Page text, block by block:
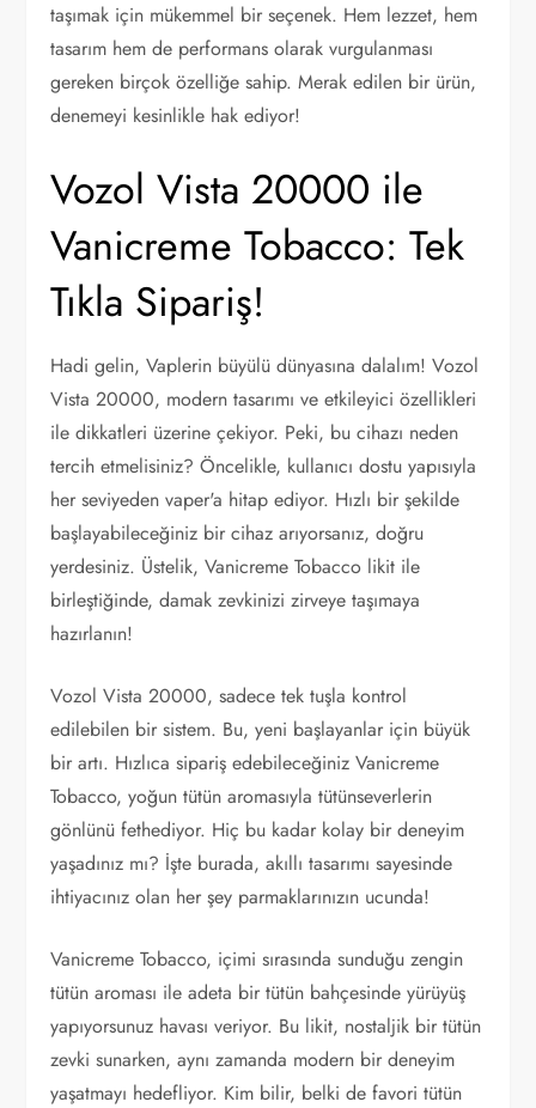
taşımak için mükemmel bir seçenek. Hem lezzet, hem
tasarım hem de performans olarak vurgulanması
gereken birçok özelliğe sahip. Merak edilen bir ürün,
denemeyi kesinlikle hak ediyor!
Vozol Vista 20000 ile
Vanicreme Tobacco: Tek
Tıkla Sipariş!
Hadi gelin, Vaplerin büyülü dünyasına dalalım! Vozol
Vista 20000, modern tasarımı ve etkileyici özellikleri
ile dikkatleri üzerine çekiyor. Peki, bu cihazı neden
tercih etmelisiniz? Öncelikle, kullanıcı dostu yapısıyla
her seviyeden vaper'a hitap ediyor. Hızlı bir şekilde
başlayabileceğiniz bir cihaz arıyorsanız, doğru
yerdesiniz. Üstelik, Vanicreme Tobacco likit ile
birleştiğinde, damak zevkinizi zirveye taşımaya
hazırlanın!
Vozol Vista 20000, sadece tek tuşla kontrol
edilebilen bir sistem. Bu, yeni başlayanlar için büyük
bir artı. Hızlıca sipariş edebileceğiniz Vanicreme
Tobacco, yoğun tütün aromasıyla tütünseverlerin
gönlünü fethediyor. Hiç bu kadar kolay bir deneyim
yaşadınız mı? İşte burada, akıllı tasarımı sayesinde
ihtiyacınız olan her şey parmaklarınızın ucunda!
Vanicreme Tobacco, içimi sırasında sunduğu zengin
tütün aroması ile adeta bir tütün bahçesinde yürüyüş
yapıyorsunuz havası veriyor. Bu likit, nostaljik bir tütün
zevki sunarken, aynı zamanda modern bir deneyim
yaşatmayı hedefliyor. Kim bilir, belki de favori tütün